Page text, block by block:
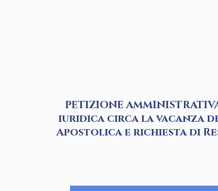
PETIZIONE
iuridica circa la vacanza
Apostolica e richiesta di